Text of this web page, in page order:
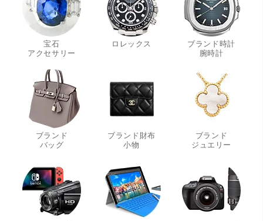
宝石
アクセサリー
ロレックス
ブランド時計
腕時計
ブランド
バッグ
ブランド財布
小物
ブランド
ジュエリー